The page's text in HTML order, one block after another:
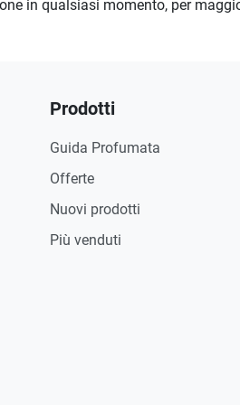
in qualsiasi momento, per
Prodotti
Guida Profumata
Offerte
Nuovi prodotti
Più venduti